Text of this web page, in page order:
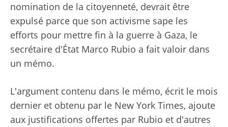
nomination de la citoyenneté, devrait être
expulsé parce que son activisme sape les
efforts pour mettre fin à la guerre à Gaza, le
secrétaire d'État Marco Rubio a fait valoir dans
un mémo.
L'argument contenu dans le mémo, écrit le mois
dernier et obtenu par le New York Times, ajoute
aux justifications offertes par Rubio et d'autres